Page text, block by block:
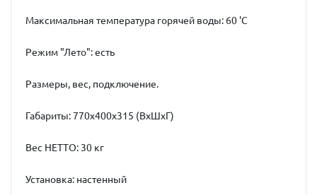
Максимальная температура горячей воды: 60 'C
Режим "Лето": есть
Размеры, вес, подключение.
Габариты: 770x400x315 (ВхШхГ)
Вес НЕТТО: 30 кг
Установка: настенный